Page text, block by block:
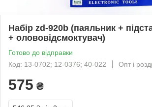
Набір zd-920b (паяльник +
+ олововідсмоктувач)
Готово до відправки
Код: 13-0702; 12-0376; 40-022
Опт і
575 ₴